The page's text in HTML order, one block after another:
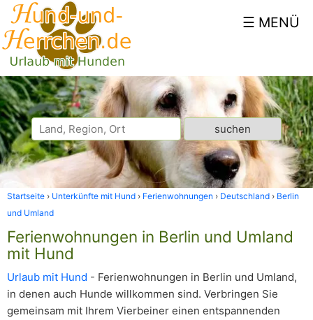
Startseite Unterkünfte mit Hund Ferienwohnungen Deutschland
Berlin
und Umland
Ferienwohnungen in Berlin und Umland
mit Hund
Urlaub mit Hund - Ferienwohnungen in Berlin und Umland,
in denen auch Hunde willkommen sind. Verbringen Sie
gemeinsam mit Ihrem Vierbeiner einen entspannenden